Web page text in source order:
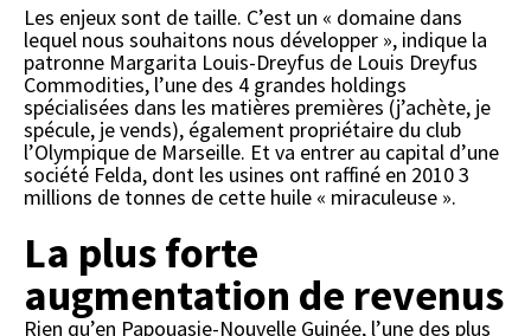
Les enjeux sont de taille. C’est un « domaine dans
lequel nous souhaitons nous développer », indique la
patronne Margarita Louis-Dreyfus de Louis Dreyfus
Commodities, l’une des 4 grandes holdings
spécialisées dans les matières premières (j’achète, je
spécule, je vends), également propriétaire du club
l’Olympique de Marseille. Et va entrer au capital d’une
société Felda, dont les usines ont raffiné en 2010 3
millions de tonnes de cette huile « miraculeuse ».
La plus forte
augmentation de revenus
Rien qu’en Papouasie-Nouvelle Guinée, l’une des plus